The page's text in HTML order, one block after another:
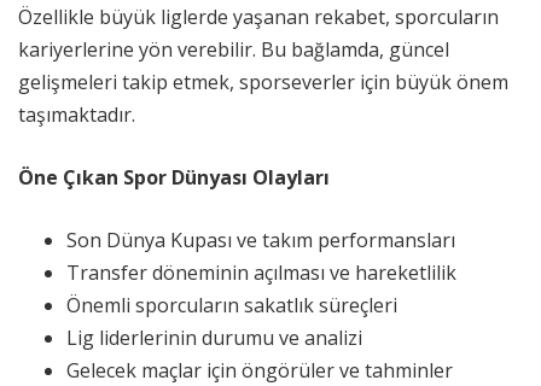
Özellikle büyük liglerde yaşanan rekabet, sporcuların
kariyerlerine yön verebilir. Bu bağlamda, güncel
gelişmeleri takip etmek, sporseverler için büyük önem
taşımaktadır.
Öne Çıkan Spor Dünyası Olayları
Son Dünya Kupası ve takım performansları
Transfer döneminin açılması ve hareketlilik
Önemli sporcuların sakatlık süreçleri
Lig liderlerinin durumu ve analizi
Gelecek maçlar için öngörüler ve tahminler